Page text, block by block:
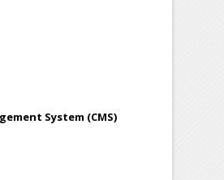
System (CMS)